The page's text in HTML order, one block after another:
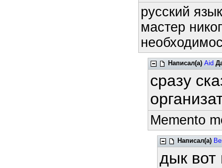
русский
мастер
Написал(а) Aid
сразу
Memento
Написал(а)
дык вот